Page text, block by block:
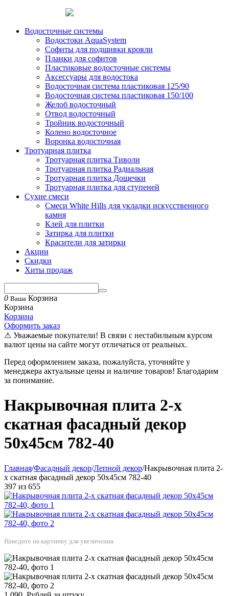
Водосточные системы
Водостоки AquaSystem
Софиты для подшивки кровли
Планки для софитов
Пластиковые водосточные системы
Аксессуары для водостока
Водосточная система пластиковая 125/90
Водосточная система пластиковая 150/100
Желоб водосточный
Отвод водосточный
Тройник водосточный
Колено водосточное
Воронка водосточная
Тротуарная плитка
Тротуарная плитка Тиволи
Тротуарная плитка Радиальная
Тротуарная плитка Дощечки
Тротуарная плитка для ступеней
Сухие смеси
Смеси White Hills для укладки искусственного
камня
Клей для плитки
Затирка для плитки
Красители для затирки
Акции
Скидки
Хиты продаж
0 Ваша Корзина
Корзина
Корзина
Оформить заказ
⚠ Уважаемые покупатели! В связи с нестабильным курсом
валют цены на сайте могут отличаться от реальных.
Перед оформлением заказа, пожалуйста, уточняйте у
менеджера актуальные цены и наличие товаров! Благодарим
за понимание.
Накрывочная плита 2-х
скатная фасадный декор
50х45см 782-40
Главная/Фасадный декор/Лепной декор/Накрывочная плита 2-
х скатная фасадный декор 50х45см 782-40
397 из 655
Наведите на картинку для увеличения